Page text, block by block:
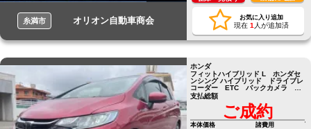
糸満市 オリオン自動車商会 お気に入り追加
現在 1 人が追加済
ホンダ
フィットハイブリッド L ホンダセ
ンシング ハイブリッド ドライブレ
コーダー ETC バックカメラ
TV クリアランスソナー
支払総額
ご成約
本体価格 諸費用